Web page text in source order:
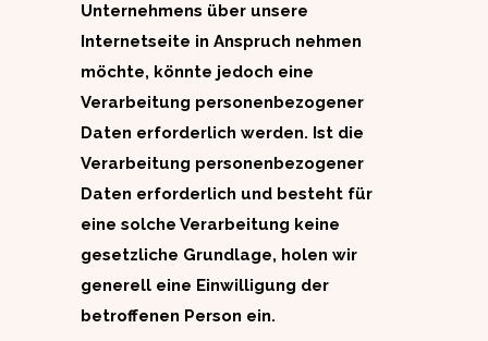
Unternehmens über unsere
Internetseite in Anspruch nehmen
möchte, könnte jedoch eine
Verarbeitung personenbezogener
Daten erforderlich werden. Ist die
Verarbeitung personenbezogener
Daten erforderlich und besteht für
eine solche Verarbeitung keine
gesetzliche Grundlage, holen wir
generell eine Einwilligung der
betroffenen Person ein.